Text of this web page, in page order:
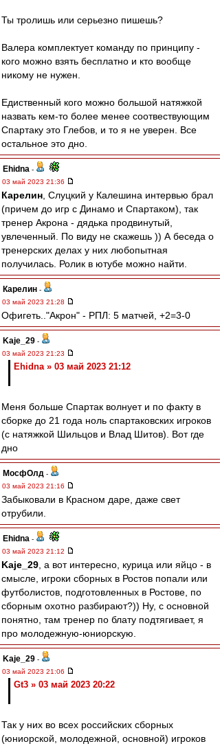
Ты тролишь или серьезно пишешь?
Валера комплектует команду по принципу -
кого можно взять бесплатно и кто вообще
никому не нужен.
Едиственный кого можно большой натяжкой
назвать кем-то более менее соотвествующим
Спартаку это Глебов, и то я не уверен. Все
остальное это дно.
Ehidna -
03 май 2023 21:36
Карелин , Слуцкий у Калешина интервью брал
(причем до игр с Динамо и Спартаком), так
тренер Акрона - дядька продвинутый,
увлеченный. По виду не скажешь )) А беседа о
тренерских делах у них любопытная
получилась. Ролик в ютубе можно найти.
Карелин -
03 май 2023 21:28
Офигеть.."Акрон" - РПЛ: 5 матчей, +2=3-0
Kaje_29 -
03 май 2023 21:23
Ehidna » 03 май 2023 21:12
Меня больше Спартак волнует и по факту в
сборке до 21 года ноль спартаковских игроков
(с натяжкой Шильцов и Влад Шитов). Вот где
дно
МосфОлд -
03 май 2023 21:16
Забыковали в Красном даре, даже свет
отрубили.
Ehidna -
03 май 2023 21:12
Kaje_29 , а вот интересно, курица или яйцо - в
смысле, игроки сборных в Ростов попали или
футболистов, подготовленных в Ростове, по
сборным охотно разбирают?)) Ну, с основной
понятно, там тренер по блату подтягивает, я
про молодежную-юниорскую.
Kaje_29 -
03 май 2023 21:06
Gt3 » 03 май 2023 20:22
Так у них во всех российских сборных
(юниорской, молодежной, основной) игроков